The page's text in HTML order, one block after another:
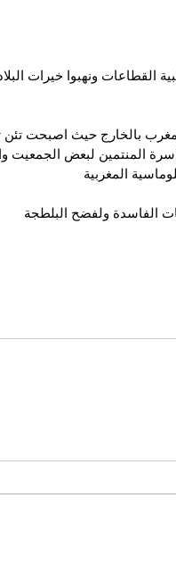
القطاعات ونهبوا خيرات
بالخارج حيث اصبحت تئن
المنتمين لبعض
المغربية
الفاسدة ولفضح البلطجة